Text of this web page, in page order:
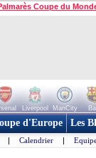
Coupe du
Liverpool ManCity
d'Europe Les
| Calendrier |